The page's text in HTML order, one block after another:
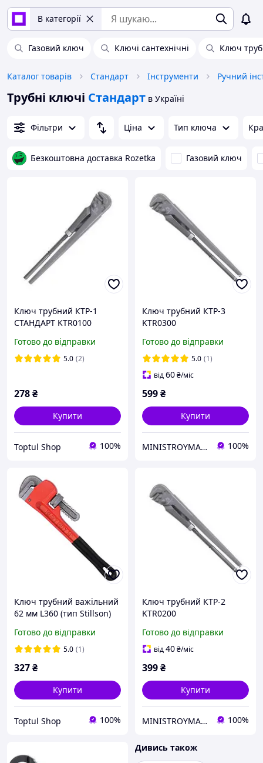
В категорії
Газовий ключ Ключі сантехнічні Ключ
Каталог товарів Стандарт Інструменти Ручний
Трубні ключі Стандарт в Україні
Фільтри Ціна Тип ключа
Безкоштовна доставка Rozetka Газовий ключ
Ключ трубний КТР-1
СТАНДАРТ KTR0100
Готово до відправки
5.0 (2)
278₴
Купити
Toptul Shop 100%
Ключ трубний КТР-3
KTR0300
Готово до відправки
5.0 (1)
від60₴/міс
599₴
Купити
MINISTROYMARKET 100%
Ключ трубний важільний
62 мм L360 (тип Stillson)
Готово до відправки
5.0 (1)
327₴
Купити
Toptul Shop 100%
Ключ трубний КТР-2
KTR0200
Готово до відправки
від40₴/міс
399₴
Купити
MINISTROYMARKET 100%
Дивись також